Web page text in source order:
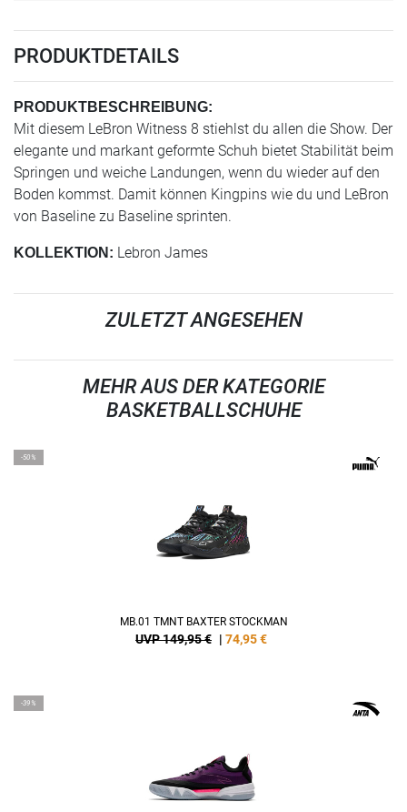
PRODUKTDETAILS
PRODUKTBESCHREIBUNG:
Mit diesem LeBron Witness 8 stiehlst du allen die Show. Der
elegante und markant geformte Schuh bietet Stabilität beim
Springen und weiche Landungen, wenn du wieder auf den
Boden kommst. Damit können Kingpins wie du und LeBron
von Baseline zu Baseline sprinten.
KOLLEKTION: Lebron James
ZULETZT ANGESEHEN
MEHR AUS DER KATEGORIE
BASKETBALLSCHUHE
-50%
MB.01 TMNT BAXTER STOCKMAN
UVP 149,95 € | 74,95€
-39%